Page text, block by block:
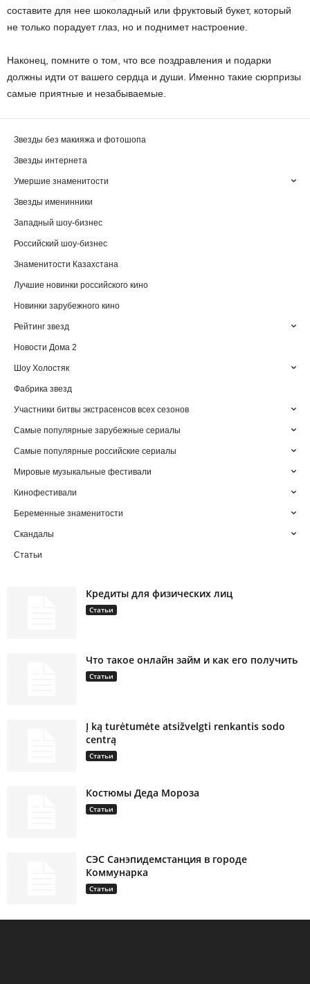
составите для нее шоколадный или фруктовый букет, который
не только порадует глаз, но и поднимет настроение.
Наконец, помните о том, что все поздравления и подарки
должны идти от вашего сердца и души. Именно такие сюрпризы
самые приятные и незабываемые.
Звезды без макияжа и фотошопа
Звезды интернета
Умершие знаменитости
Звезды именинники
Западный шоу-бизнес
Российский шоу-бизнес
Знаменитости Казахстана
Лучшие новинки российского кино
Новинки зарубежного кино
Рейтинг звезд
Новости Дома 2
Шоу Холостяк
Фабрика звезд
Участники битвы экстрасенсов всех сезонов
Самые популярные зарубежные сериалы
Самые популярные российские сериалы
Мировые музыкальные фестивали
Кинофестивали
Беременные знаменитости
Скандалы
Статьи
Кредиты для физических лиц
Статьи
Что такое онлайн займ и как его получить
Статьи
Į ką turėtumėte atsižvelgti renkantis sodo
centrą
Статьи
Костюмы Деда Мороза
Статьи
СЭС Санэпидемстанция в городе
Коммунарка
Статьи